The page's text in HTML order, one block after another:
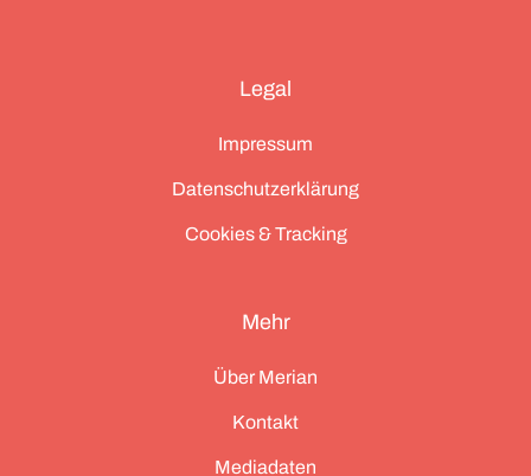
Legal
Impressum
Datenschutzerklärung
Cookies & Tracking
Mehr
Über Merian
Kontakt
Mediadaten